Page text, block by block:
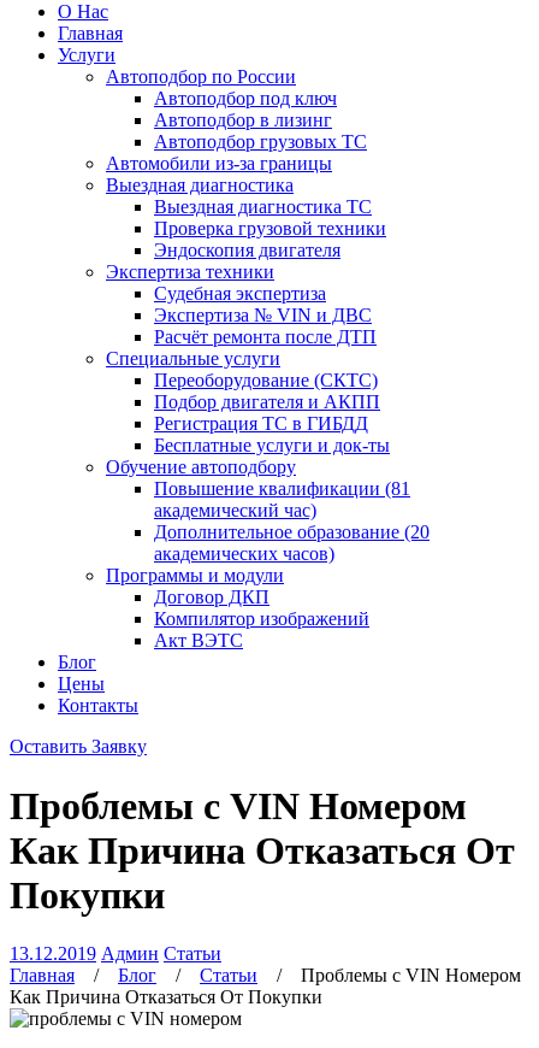
О Нас
Главная
Услуги
Автоподбор по России
Автоподбор под ключ
Автоподбор в лизинг
Автоподбор грузовых ТС
Автомобили из-за границы
Выездная диагностика
Выездная диагностика ТС
Проверка грузовой техники
Эндоскопия двигателя
Экспертиза техники
Судебная экспертиза
Экспертиза № VIN и ДВС
Расчёт ремонта после ДТП
Специальные услуги
Переоборудование (СКТС)
Подбор двигателя и АКПП
Регистрация ТС в ГИБДД
Бесплатные услуги и док-ты
Обучение автоподбору
Повышение квалификации (81
академический час)
Дополнительное образование (20
академических часов)
Программы и модули
Договор ДКП
Компилятор изображений
Акт ВЭТС
Блог
Цены
Контакты
Оставить Заявку
Проблемы с VIN Номером
Как Причина Отказаться От
Покупки
13.12.2019 Админ Статьи
Главная / Блог / Статьи / Проблемы с VIN Номером
Как Причина Отказаться От Покупки